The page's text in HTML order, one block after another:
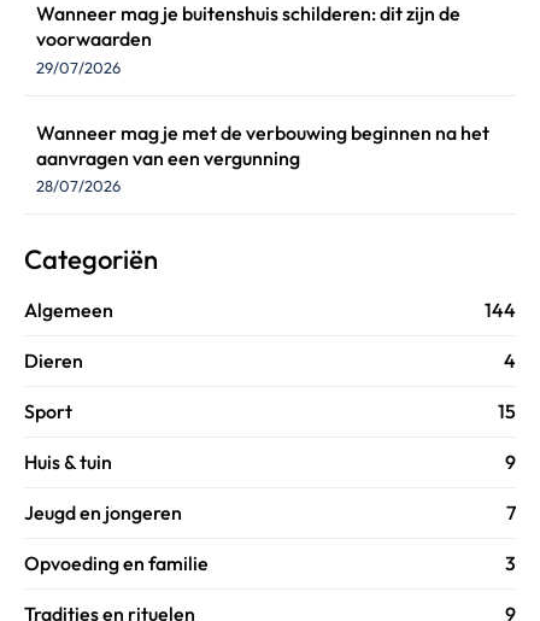
Wanneer mag je buitenshuis schilderen: dit zijn de
voorwaarden
29/07/2026
Wanneer mag je met de verbouwing beginnen na het
aanvragen van een vergunning
28/07/2026
Categoriën
Algemeen 144
Dieren 4
Sport 15
Huis & tuin 9
Jeugd en jongeren 7
Opvoeding en familie 3
Tradities en rituelen 9